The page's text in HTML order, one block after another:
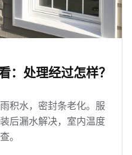
：处理经过怎样？
积水，密封条老化。服
后漏水解决，室内温度
。